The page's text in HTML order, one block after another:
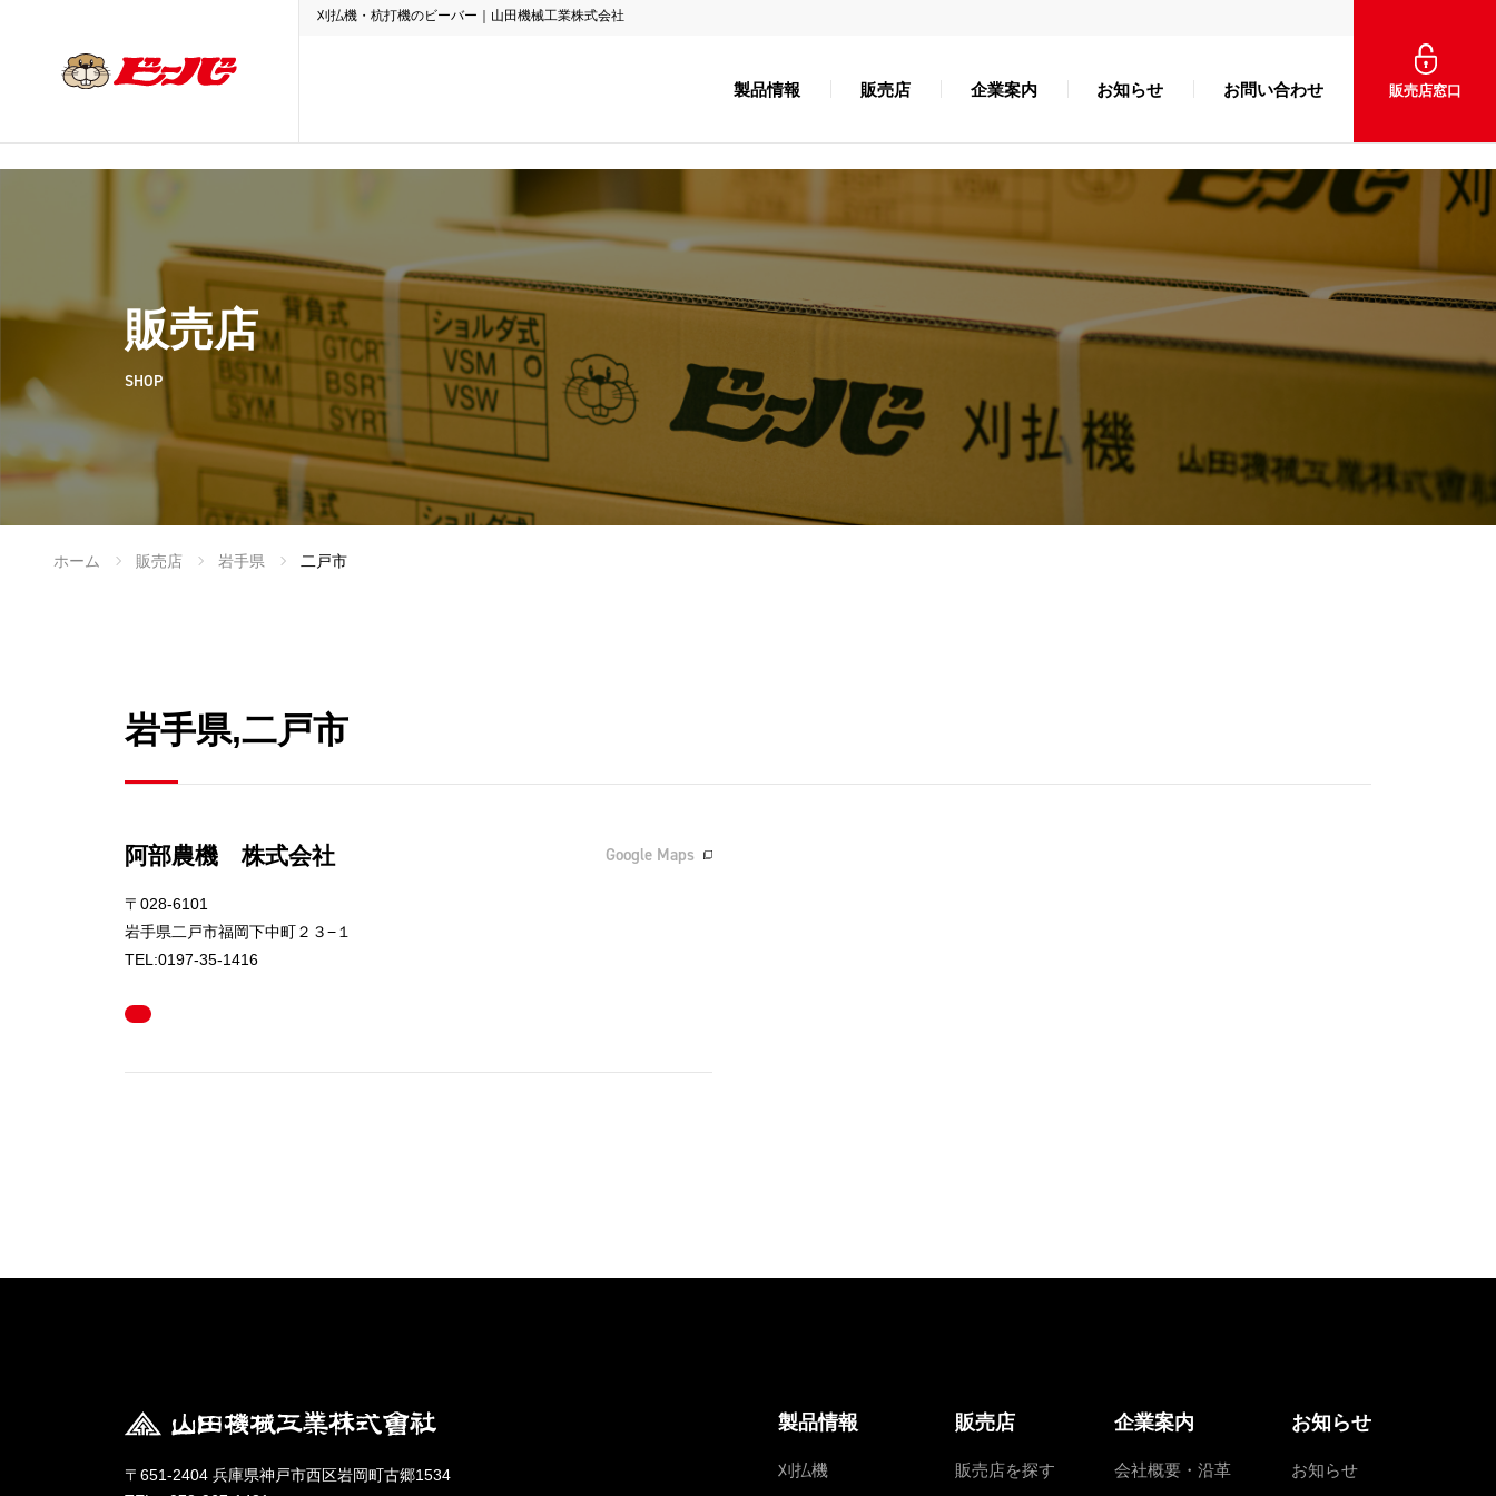
刈払機・杭打機のビーバー｜山田機械工業株式会社
製品情報 販売店 企業案内 お知らせ お問い合わせ 販売店窓口
販売店
SHOP
ホーム 販売店 岩手県 二戸市
岩手県,二戸市
阿部農機 株式会社 Google Maps
〒028-6101
岩手県二戸市福岡下中町２３−１
TEL:0197-35-1416
〒651-2404 兵庫県神戸市西区岩岡町古郷1534
製品情報
刈払機
販売店
販売店を探す
企業案内
会社概要・沿革
お知らせ
お知らせ